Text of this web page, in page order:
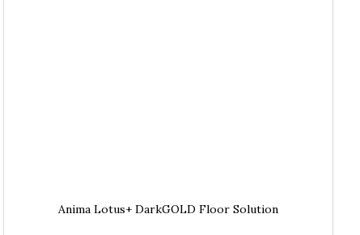
Anima Lotus+ DarkGOLD Floor Solution